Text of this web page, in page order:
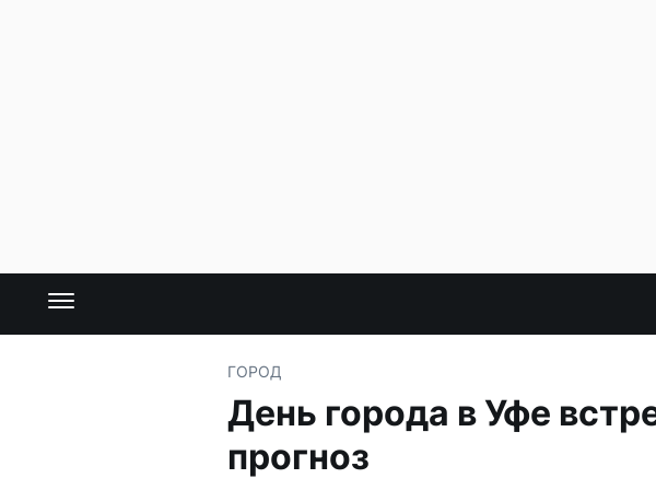
ГОРОД
День города в Уфе
прогноз